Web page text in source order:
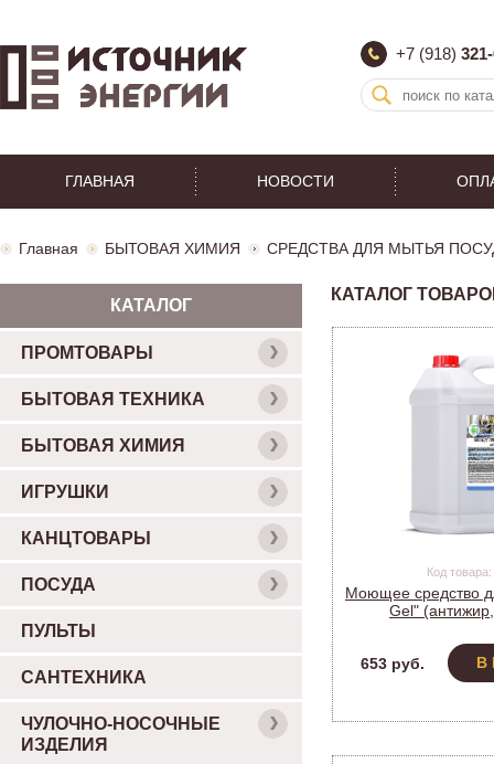
+7 (918)
ГЛАВНАЯ НОВОСТИ
Главная БЫТОВАЯ ХИМИЯ СРЕДСТВА ДЛЯ МЫТЬЯ
КАТАЛОГ
Код
Моющее средство
Gel"
653 руб.
В
КАТАЛОГ
ПРОМТОВАРЫ
БЫТОВАЯ ТЕХНИКА
БЫТОВАЯ ХИМИЯ
ИГРУШКИ
КАНЦТОВАРЫ
ПОСУДА
ПУЛЬТЫ
САНТЕХНИКА
ЧУЛОЧНО-НОСОЧНЫЕ
ИЗДЕЛИЯ